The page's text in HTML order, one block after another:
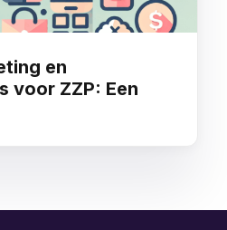
en
voor ZZP: Een